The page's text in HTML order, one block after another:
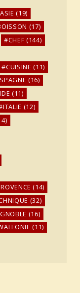
ASIE (19)
(17)
CHEF (144)
CUISINE (11)
(16)
(11)
ITALIE (12)
(14)
(32)
(16)
(11)